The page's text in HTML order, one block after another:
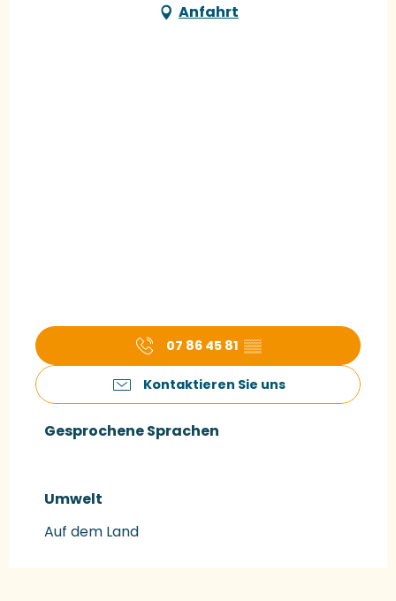
Anfahrt
07 86 45 81 ▒▒
Kontaktieren Sie uns
Gesprochene Sprachen
Gesprochene Sprachen
Umwelt
Umwelt
Auf dem Land